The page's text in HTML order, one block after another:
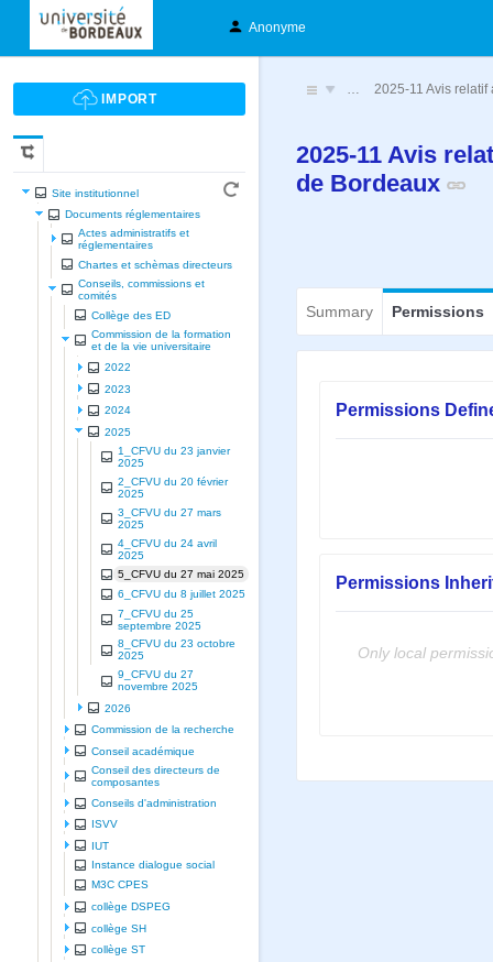
Anonyme
Site institutionnel
Documents réglementaires
Actes administratifs et
réglementaires
Chartes et schèmas directeurs
Conseils, commissions et
comités
Collège des ED
Commission de la formation
et de la vie universitaire
2022
2023
2024
2025
1_CFVU du 23 janvier
2025
2_CFVU du 20 février
2025
3_CFVU du 27 mars
2025
4_CFVU du 24 avril
2025
5_CFVU du 27 mai 2025
6_CFVU du 8 juillet 2025
7_CFVU du 25
septembre 2025
8_CFVU du 23 octobre
2025
9_CFVU du 27
novembre 2025
2026
Commission de la recherche
Conseil académique
Conseil des directeurs de
composantes
Conseils d'administration
ISVV
IUT
Instance dialogue social
M3C CPES
collège DSPEG
collège SH
collège ST
… 2025-11 Avis
2025-11 Avis
de Bordeaux
Summary Permissions
Permissions
Permissions
Only local